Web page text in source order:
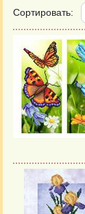
Сортировать: